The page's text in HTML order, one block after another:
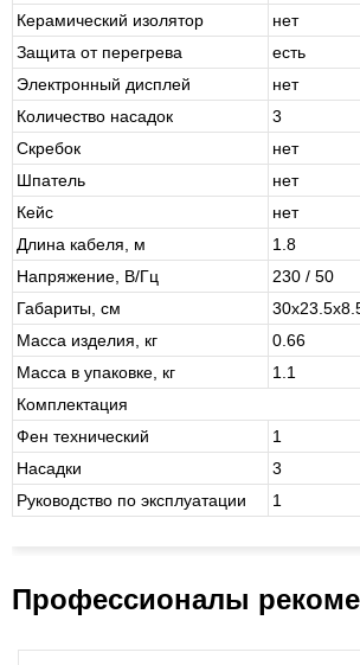
Керамический изолятор
нет
Защита от перегрева
есть
Электронный дисплей
нет
Количество насадок
3
Скребок
нет
Шпатель
нет
Кейс
нет
Длина кабеля, м
1.8
Напряжение, В/Гц
230 / 50
Габариты, см
Масса изделия, кг
0.66
Масса в упаковке, кг
1.1
Комплектация
Фен технический
1
Насадки
3
Руководство по эксплуатации
1
Профессионалы